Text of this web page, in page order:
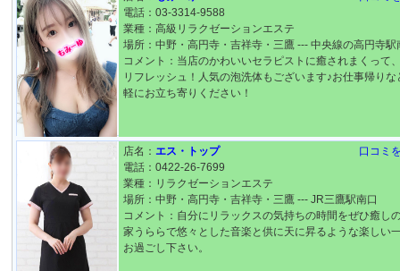
電話：03-3314-9588
業種：高級リラクゼーションエステ
場所：中野・高円寺・吉祥寺・三鷹 --- 中央線の高円寺駅
コメント：当店のかわいいセラピストに癒されまくって
リフレッシュ！人気の泡洗体もございます♪お仕事帰りな
軽にお立ち寄りください！
店名： エス・トップ
口コミ
電話：0422-26-7699
業種：リラクゼーションエステ
場所：中野・高円寺・吉祥寺・三鷹 --- JR三鷹駅南口
コメント：自分にリラックスの気持ちの時間をぜひ癒し
家うららで悠々とした音楽と供に天に昇るような楽しい
お過ごし下さい。